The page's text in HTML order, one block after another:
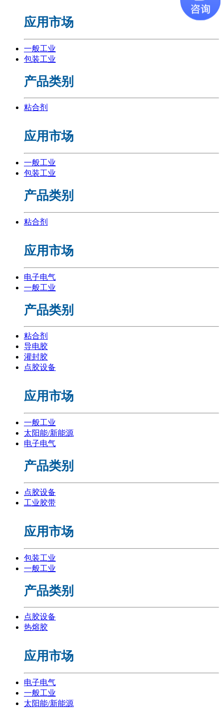
应用市场
一般工业
包装工业
产品类别
粘合剂
应用市场
一般工业
包装工业
产品类别
粘合剂
应用市场
电子电气
一般工业
产品类别
粘合剂
导电胶
灌封胶
点胶设备
应用市场
一般工业
太阳能/新能源
电子电气
产品类别
点胶设备
工业胶带
应用市场
包装工业
一般工业
产品类别
点胶设备
热熔胶
应用市场
电子电气
一般工业
太阳能/新能源